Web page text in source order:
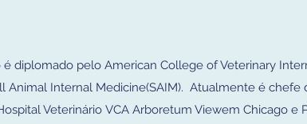
é diplomado pelo American College of Veterinary
Animal Internal Medicine(SAIM). Atualmente é chefe
Veterinário VCA Arboretum Viewem Chicago e